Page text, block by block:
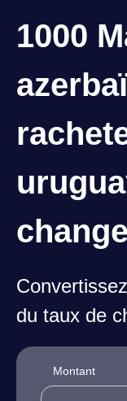
1000
change
du taux de
Montant